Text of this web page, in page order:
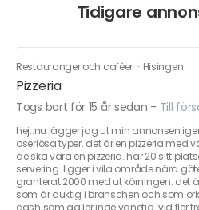
Tidigare
Restauranger och caféer · Hisingen
Pizzeria
Togs bort för 15 år sedan - Till
hej..nu lägger jag ut min annonsen
oseriösa typer. det är en pizzeria med
de ska vara en pizzeria. har 20 sitt
servering. ligger i vila område nära
granterat 2000 med ut körningen. det
som är duktig i branschen och som